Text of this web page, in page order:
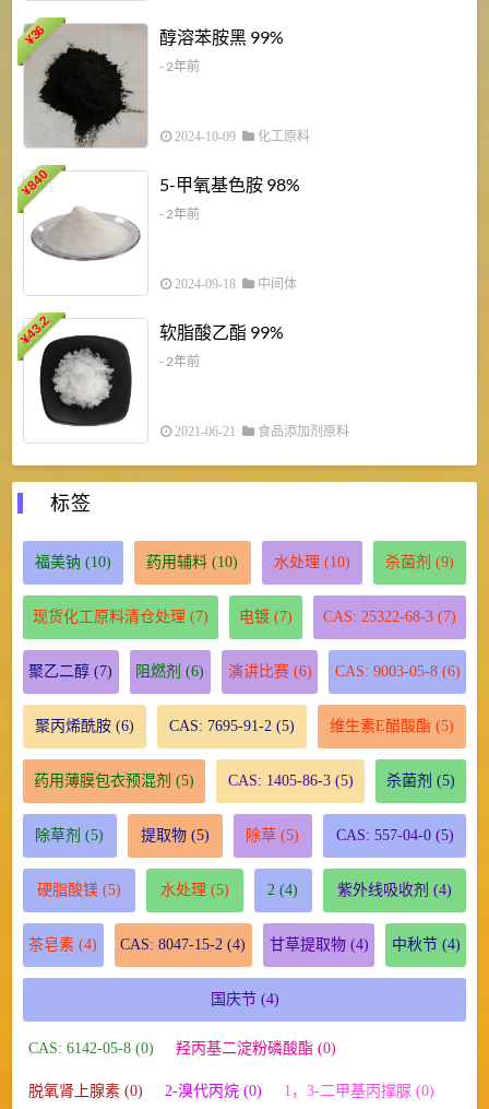
¥
36 醇溶苯胺黑 99%
- 2年前
2024-10-09 化工原料
¥
840 5-甲氧基色胺 98%
- 2年前
2024-09-18 中间体
¥
43.2 软脂酸乙酯 99%
- 2年前
2021-06-21 食品添加剂原料
标签
福美钠 (10) 药用辅料 (10) 水处理 (10) 杀菌剂 (9)
现货化工原料清仓处理 (7) 电镀 (7) CAS: 25322-68-3 (7)
聚乙二醇 (7) 阻燃剂 (6) 演讲比赛(6) CAS: 9003-05-8(6)
聚丙烯酰胺(6) CAS: 7695-91-2 (5) 维生素E醋酸酯 (5)
药用薄膜包衣预混剂 (5) CAS: 1405-86-3(5) 杀菌剂 (5)
除草剂 (5) 提取物(5) 除草 (5) CAS: 557-04-0(5)
硬脂酸镁(5) 水处理 (5) 2 (4) 紫外线吸收剂 (4)
茶皂素 (4) CAS: 8047-15-2 (4) 甘草提取物(4) 中秋节(4)
国庆节(4)
CAS: 6142-05-8 (0) 羟丙基二淀粉磷酸酯 (0)
脱氧肾上腺素 (0) 2-溴代丙烷 (0) 1，3-二甲基丙撑脲 (0)